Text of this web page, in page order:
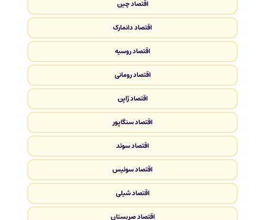
اقتصاد چین
اقتصاد دانمارک
اقتصاد روسیه
اقتصاد رومانی
اقتصاد ژاپن
اقتصاد سنگاپور
اقتصاد سوئد
اقتصاد سوئیس
اقتصاد شیلی
اقتصاد صربستان